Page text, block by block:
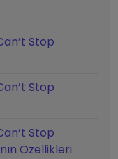
Stop
Stop
Stop
Özellikleri